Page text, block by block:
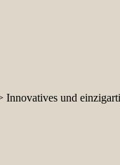
Innovatives und